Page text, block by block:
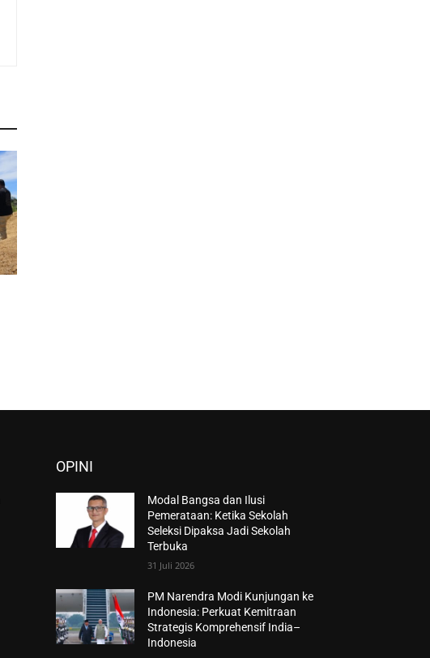
OPINI
Modal Bangsa dan Ilusi
Pemerataan: Ketika Sekolah
Seleksi Dipaksa Jadi Sekolah
Terbuka
31 Juli 2026
PM Narendra Modi Kunjungan ke
Indonesia: Perkuat Kemitraan
Strategis Komprehensif India–
Indonesia